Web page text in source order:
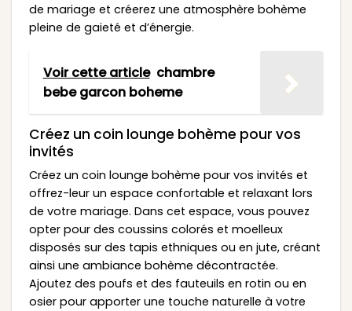
de mariage et créerez une atmosphère bohème
pleine de gaieté et d’énergie.
Voir cette article chambre
bebe garcon boheme
Créez un coin lounge bohème pour vos
invités
Créez un coin lounge bohème pour vos invités et
offrez-leur un espace confortable et relaxant lors
de votre mariage. Dans cet espace, vous pouvez
opter pour des coussins colorés et moelleux
disposés sur des tapis ethniques ou en jute, créant
ainsi une ambiance bohème décontractée.
Ajoutez des poufs et des fauteuils en rotin ou en
osier pour apporter une touche naturelle à votre